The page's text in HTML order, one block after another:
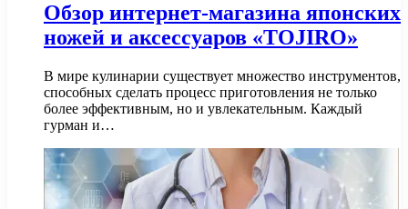
Обзор интернет-магазина японских
ножей и аксессуаров «TOJIRO»
В мире кулинарии существует множество инструментов,
способных сделать процесс приготовления не только
более эффективным, но и увлекательным. Каждый
гурман и…